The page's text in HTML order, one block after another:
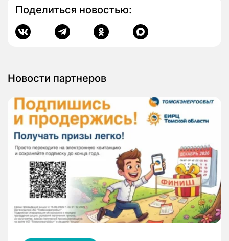
Поделиться новостью:
Новости партнеров